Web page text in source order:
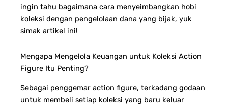
ingin tahu bagaimana cara menyeimbangkan hobi
koleksi dengan pengelolaan dana yang bijak, yuk
simak artikel ini!
Mengapa Mengelola Keuangan untuk Koleksi Action
Figure Itu Penting?
Sebagai penggemar action figure, terkadang godaan
untuk membeli setiap koleksi yang baru keluar